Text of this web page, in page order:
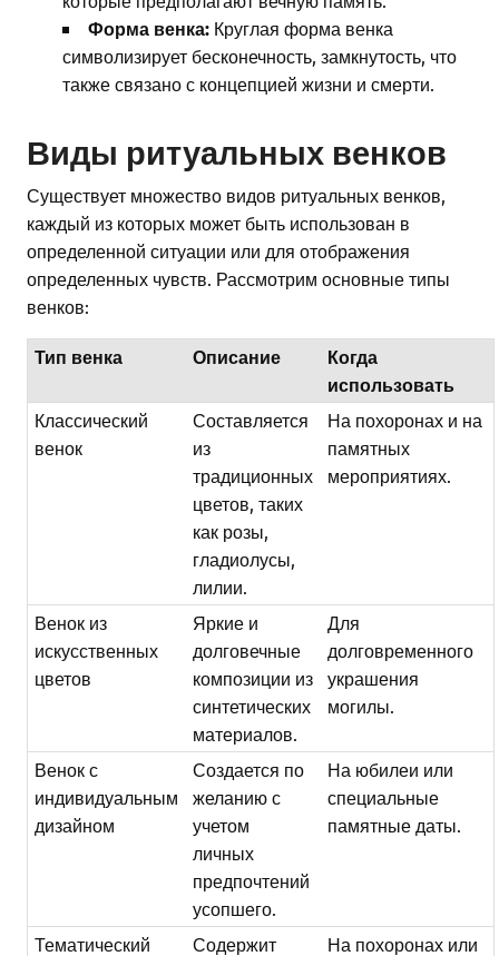
Форма венка: Круглая форма венка
символизирует бесконечность, замкнутость, что
также связано с концепцией жизни и смерти.
Виды ритуальных венков
Существует множество видов ритуальных венков,
каждый из которых может быть использован в
определенной ситуации или для отображения
определенных чувств. Рассмотрим основные типы
венков:
Тип венка Описание
Когда
использовать
Классический
венок
Составляется
из
традиционных
цветов, таких
как розы,
гладиолусы,
лилии.
На похоронах и на
памятных
мероприятиях.
Венок из
искусственных
цветов
Яркие и
долговечные
композиции из
синтетических
материалов.
Для
долговременного
украшения
могилы.
Венок с
индивидуальным
дизайном
Создается по
желанию с
учетом
личных
предпочтений
усопшего.
На юбилеи или
специальные
памятные даты.
Тематический
Содержит
На похоронах или